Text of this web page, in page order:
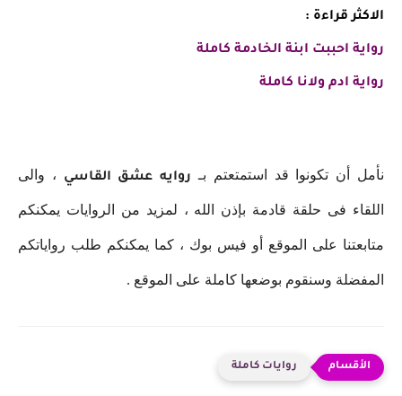
الاكثر قراءة :
رواية احببت ابنة الخادمة كاملة
رواية ادم ولانا كاملة
نأمل أن تكونوا قد استمتعتم بـ روايه عشق القاسي ، والى
اللقاء فى حلقة قادمة بإذن الله ، لمزيد من الروايات يمكنكم
متابعتنا على الموقع أو فيس بوك ، كما يمكنكم طلب رواياتكم
المفضلة وسنقوم بوضعها كاملة على الموقع .
روايات كاملة